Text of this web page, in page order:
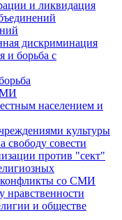
и ликвидация
дискриминация
и борьба с
населением и
культуры
свободу совести
против "сект"
конфликты со СМИ
нравственности
и обществе